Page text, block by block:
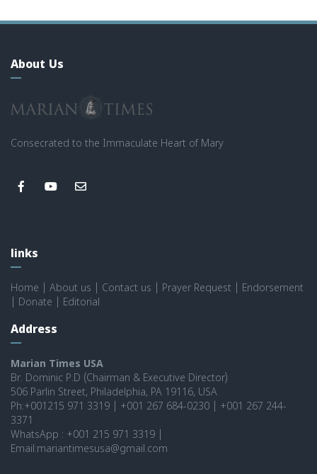
About Us
Consecrated to the Immaculate Heart of Mary
links
Home About us Contact us Prayer Request
Endorsement
Donate Editorial
Address
Marian Times USA
Br. Dominic P.D (Chairman & Executive Director)
506 Parlin Street, Philadelphia, PA 19116, USA
Ph:+001215 971 3319 | +001 267 684-0230 | +001 267 244-
3371
WhatsApp : +001 215 971 3319 |
Email:mariantimesusa@gmail.com